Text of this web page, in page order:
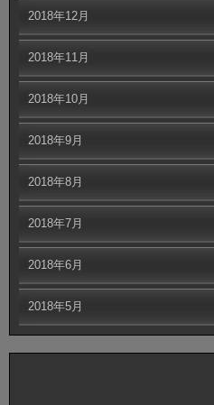
2018年12月
2018年11月
2018年10月
2018年9月
2018年8月
2018年7月
2018年6月
2018年5月